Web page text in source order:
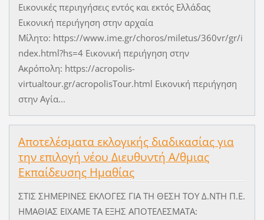
Εικονικές περιηγήσεις εντός και εκτός Ελλάδας
Εικονική περιήγηση στην αρχαία
Μίλητο: https://www.ime.gr/choros/miletus/360vr/gr/i
ndex.html?hs=4 Εικονική περιήγηση στην
Ακρόπολη: https://acropolis-
virtualtour.gr/acropolisTour.html Εικονική περιήγηση
στην Αγία...
Αποτελέσματα εκλογικής διαδικασίας για
την επιλογή νέου Διευθυντή Α/θμιας
Εκπαίδευσης Ημαθίας
ΣΤΙΣ ΣΗΜΕΡΙΝΕΣ ΕΚΛΟΓΕΣ ΓΙΑ ΤΗ ΘΕΣΗ ΤΟΥ Δ.ΝΤΗ Π.Ε.
ΗΜΑΘΙΑΣ ΕΙΧΑΜΕ ΤΑ ΕΞΗΣ ΑΠΟΤΕΛΕΣΜΑΤΑ: